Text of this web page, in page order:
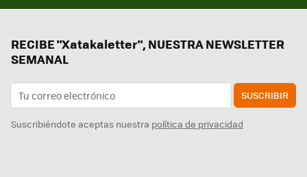
RECIBE "Xatakaletter", NUESTRA NEWSLETTER
SEMANAL
SUSCRIBIR
Suscribiéndote aceptas nuestra política de privacidad